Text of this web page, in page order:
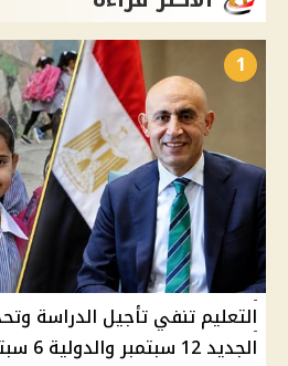
1
التعليم تنفي تأجيل الدراسة
الجديد 12 سبتمبر والدولية 6 سبتمبر